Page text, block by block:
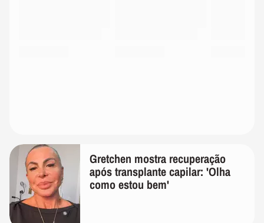
Gretchen mostra recuperação
após transplante capilar: 'Olha
como estou bem'